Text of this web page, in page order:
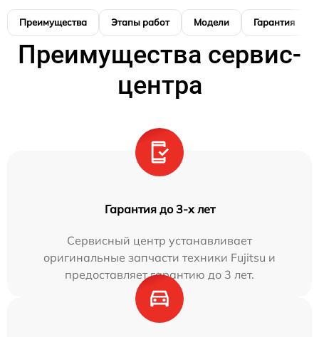
Преимущества Этапы работ Модели Гарантия
Преимущества сервис-
центра
Гарантия до 3-х лет
Сервисный центр устанавливает
оригинальные запчасти техники Fujitsu и
предоставляет гарантию до 3 лет.